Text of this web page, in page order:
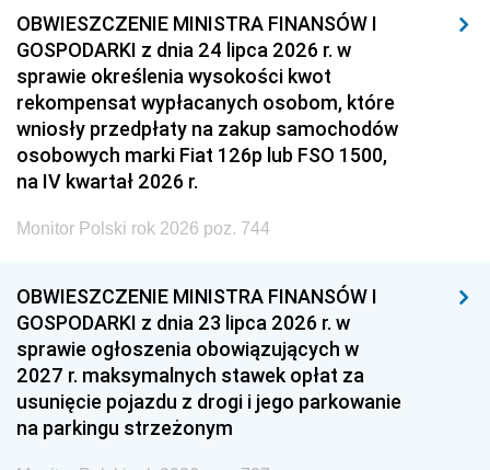
OBWIESZCZENIE MINISTRA FINANSÓW I
GOSPODARKI z dnia 24 lipca 2026 r. w
sprawie określenia wysokości kwot
rekompensat wypłacanych osobom, które
wniosły przedpłaty na zakup samochodów
osobowych marki Fiat 126p lub FSO 1500,
na IV kwartał 2026 r.
Monitor Polski rok 2026 poz. 744
OBWIESZCZENIE MINISTRA FINANSÓW I
GOSPODARKI z dnia 23 lipca 2026 r. w
sprawie ogłoszenia obowiązujących w
2027 r. maksymalnych stawek opłat za
usunięcie pojazdu z drogi i jego parkowanie
na parkingu strzeżonym